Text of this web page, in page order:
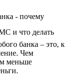
- почему
и что делать
банка – это, к
Чем
меньше